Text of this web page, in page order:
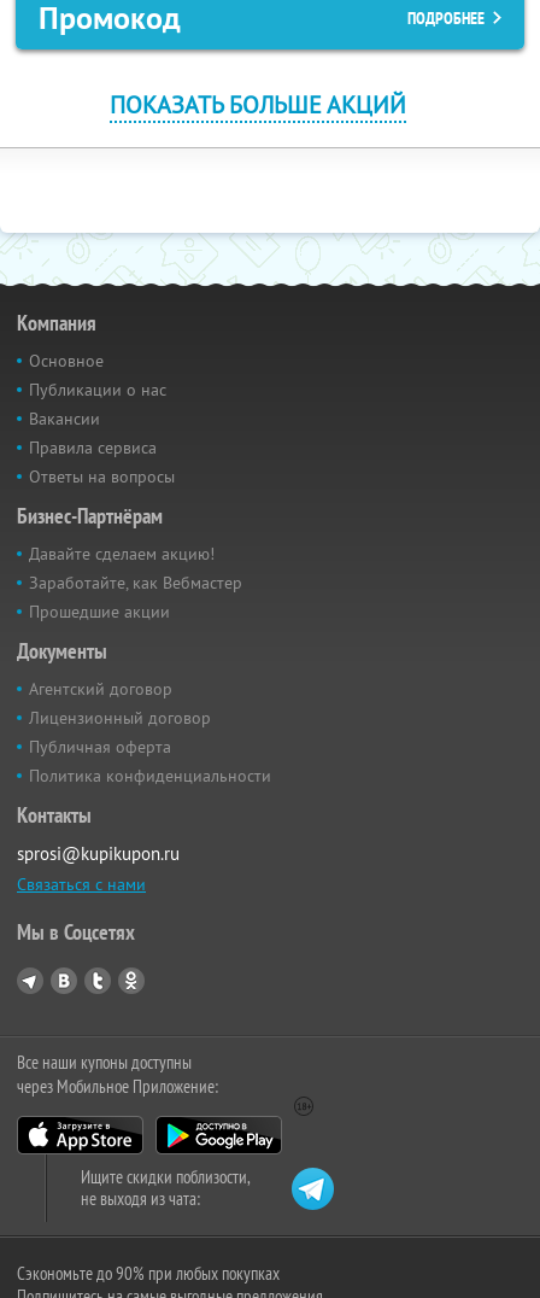
Промокод ПОДРОБНЕЕ
ПОКАЗАТЬ БОЛЬШЕ АКЦИЙ
Компания
Основное
Публикации о нас
Вакансии
Правила сервиса
Ответы на вопросы
Бизнес-Партнёрам
Давайте сделаем акцию!
Заработайте, как Вебмастер
Прошедшие акции
Документы
Агентский договор
Лицензионный договор
Публичная оферта
Политика конфиденциальности
Контакты
sprosi@kupikupon.ru
Связаться с нами
Мы в Соцсетях
Все наши купоны доступны
через Мобильное Приложение:
Ищите скидки поблизости,
не выходя из чата:
Сэкономьте до 90% при любых покупках